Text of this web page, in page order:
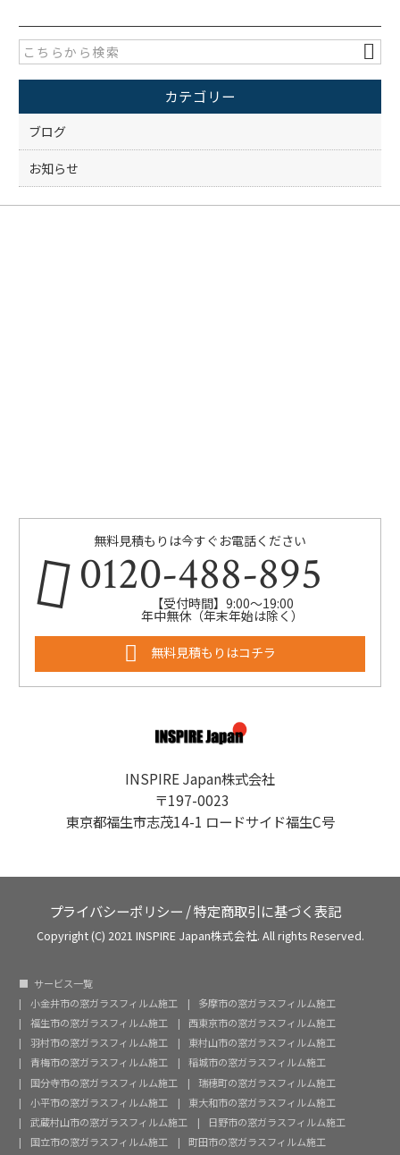
e
b
o
o
k
er
カテゴリー
ブログ
お知らせ
無料見積もりは今すぐお電話ください
0120-488-895
【受付時間】9:00～19:00
年中無休（年末年始は除く）
無料見積もりはコチラ
INSPIRE Japan株式会社
〒197-0023
東京都福生市志茂14-1 ロードサイド福生C号
プライバシーポリシー /特定商取引に基づく表記
Copyright (C) 2021 INSPIRE Japan株式会社. All rights Reserved.
サービス一覧
小金井市の窓ガラスフィルム施工
多摩市の窓ガラスフィルム施工
福生市の窓ガラスフィルム施工
西東京市の窓ガラスフィルム施工
羽村市の窓ガラスフィルム施工
東村山市の窓ガラスフィルム施工
青梅市の窓ガラスフィルム施工
稲城市の窓ガラスフィルム施工
国分寺市の窓ガラスフィルム施工
瑞穂町の窓ガラスフィルム施工
小平市の窓ガラスフィルム施工
東大和市の窓ガラスフィルム施工
武蔵村山市の窓ガラスフィルム施工
日野市の窓ガラスフィルム施工
国立市の窓ガラスフィルム施工
町田市の窓ガラスフィルム施工